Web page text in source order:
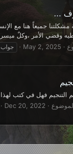
...
جميعاً هنا مع
وقضي الأمر ،وكلٌ
May 2, 2025 جواب
التنجيم فهل في كتب
Dec 20, 2022